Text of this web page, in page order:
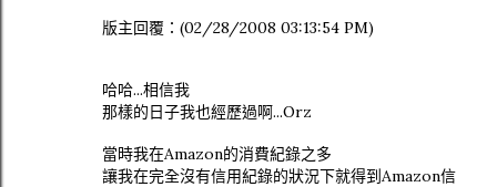
版主回覆：(02/28/2008 03:13:54 PM)
哈哈...相信我
那樣的日子我也經歷過啊...Orz
當時我在Amazon的消費紀錄之多
讓我在完全沒有信用紀錄的狀況下就得到Amazon信